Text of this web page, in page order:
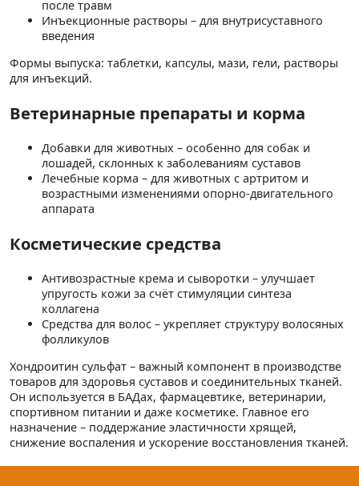
после травм
Инъекционные растворы – для внутрисуставного
введения
Формы выпуска: таблетки, капсулы, мази, гели, растворы
для инъекций.
Ветеринарные препараты и корма
Добавки для животных – особенно для собак и
лошадей, склонных к заболеваниям суставов
Лечебные корма – для животных с артритом и
возрастными изменениями опорно-двигательного
аппарата
Косметические средства
Антивозрастные крема и сыворотки – улучшает
упругость кожи за счёт стимуляции синтеза
коллагена
Средства для волос – укрепляет структуру волосяных
фолликулов
Хондроитин сульфат – важный компонент в производстве
товаров для здоровья суставов и соединительных тканей.
Он используется в БАДах, фармацевтике, ветеринарии,
спортивном питании и даже косметике. Главное его
назначение – поддержание эластичности хрящей,
снижение воспаления и ускорение восстановления тканей.